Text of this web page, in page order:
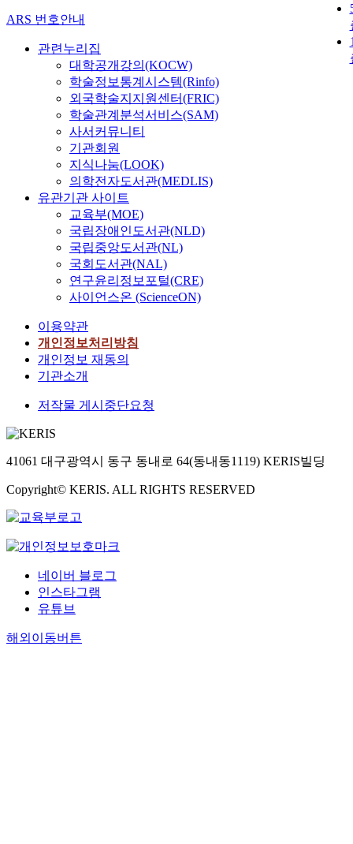
ARS 번호안내
관련누리집
대학공개강의(KOCW)
학술정보통계시스템(Rinfo)
외국학술지지원센터(FRIC)
학술관계분석서비스(SAM)
사서커뮤니티
기관회원
지식나눔(LOOK)
의학전자도서관(MEDLIS)
유관기관 사이트
교육부(MOE)
국립장애인도서관(NLD)
국립중앙도서관(NL)
국회도서관(NAL)
연구윤리정보포털(CRE)
사이언스온 (ScienceON)
이용약관
개인정보처리방침
개인정보 재동의
기관소개
저작물 게시중단요청
41061 대구광역시 동구 동내로 64(동내동1119) KERIS빌딩
Copyright© KERIS. ALL RIGHTS RESERVED
네이버 블로그
인스타그램
유튜브
해외이동버튼